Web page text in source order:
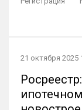
21 октября 2025